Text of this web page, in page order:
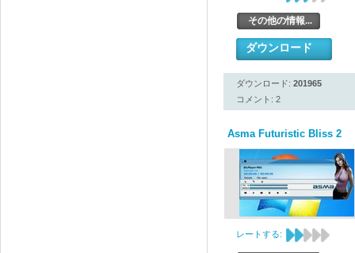
その他の情報...
ダウンロード
ダウンロード: 201965
コメント: 2
Asma Futuristic Bliss 2
レートする: